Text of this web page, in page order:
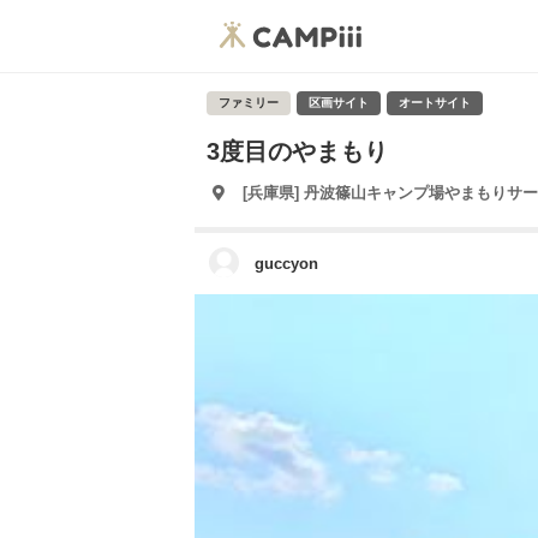
ファミリー 区画サイト オートサイト
3度目のやまもり
[兵庫県] 丹波篠山キャンプ場やまもりサ
guccyon